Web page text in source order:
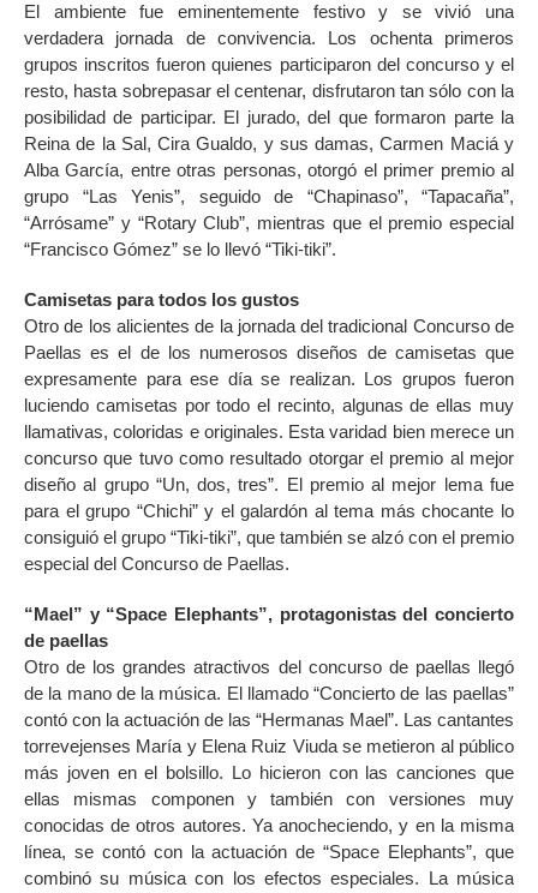
El ambiente fue eminentemente festivo y se vivió una
verdadera jornada de convivencia. Los ochenta primeros
grupos inscritos fueron quienes participaron del concurso y el
resto, hasta sobrepasar el centenar, disfrutaron tan sólo con la
posibilidad de participar. El jurado, del que formaron parte la
Reina de la Sal, Cira Gualdo, y sus damas, Carmen Maciá y
Alba García, entre otras personas, otorgó el primer premio al
grupo “Las Yenis”, seguido de “Chapinaso”, “Tapacaña”,
“Arrósame” y “Rotary Club”, mientras que el premio especial
“Francisco Gómez” se lo llevó “Tiki-tiki”.
Camisetas para todos los gustos
Otro de los alicientes de la jornada del tradicional Concurso de
Paellas es el de los numerosos diseños de camisetas que
expresamente para ese día se realizan. Los grupos fueron
luciendo camisetas por todo el recinto, algunas de ellas muy
llamativas, coloridas e originales. Esta varidad bien merece un
concurso que tuvo como resultado otorgar el premio al mejor
diseño al grupo “Un, dos, tres”. El premio al mejor lema fue
para el grupo “Chichi” y el galardón al tema más chocante lo
consiguió el grupo “Tiki-tiki”, que también se alzó con el premio
especial del Concurso de Paellas.
“Mael” y “Space Elephants”, protagonistas del concierto
de paellas
Otro de los grandes atractivos del concurso de paellas llegó
de la mano de la música. El llamado “Concierto de las paellas”
contó con la actuación de las “Hermanas Mael”. Las cantantes
torrevejenses María y Elena Ruiz Viuda se metieron al público
más joven en el bolsillo. Lo hicieron con las canciones que
ellas mismas componen y también con versiones muy
conocidas de otros autores. Ya anocheciendo, y en la misma
línea, se contó con la actuación de “Space Elephants”, que
combinó su música con los efectos especiales. La música